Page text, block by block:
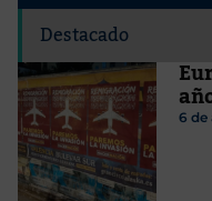
Destacado
6 de